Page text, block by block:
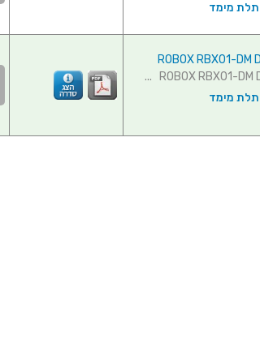
תלת מימד
תלת מימד